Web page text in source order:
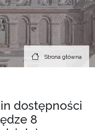
Strona główna
dostępności
8